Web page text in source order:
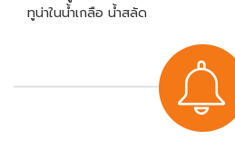
ทูน่าในน้ำเกลือ น้ำสลัด